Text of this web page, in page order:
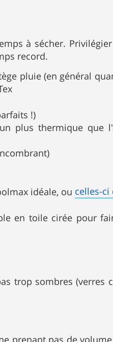
à sécher.
record.
pluie (en général
!)
plus thermique que
idéale, ou celles-ci
en toile cirée pour
trop sombres (verres
prenant pas de